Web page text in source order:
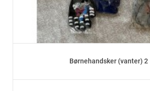
Børnehandsker (vanter) 2